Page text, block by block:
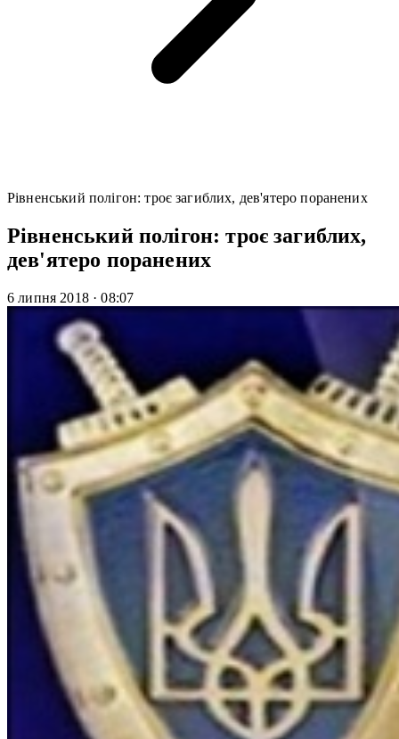
Рівненський полігон: троє загиблих, дев'ятеро поранених
Рівненський полігон: троє загиблих,
дев'ятеро поранених
6 липня 2018 · 08:07